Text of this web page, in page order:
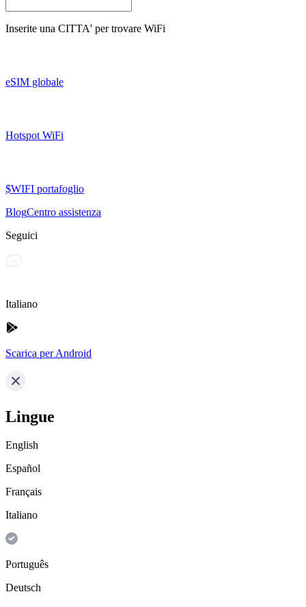
Inserite una CITTA' per trovare WiFi
eSIM globale
Hotspot WiFi
$WIFI portafoglio
BlogCentro assistenza
Seguici
Italiano
Scarica per Android
Lingue
English
Español
Français
Italiano
Português
Deutsch